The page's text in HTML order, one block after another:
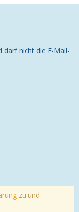
darf nicht die E-Mail-
zu und